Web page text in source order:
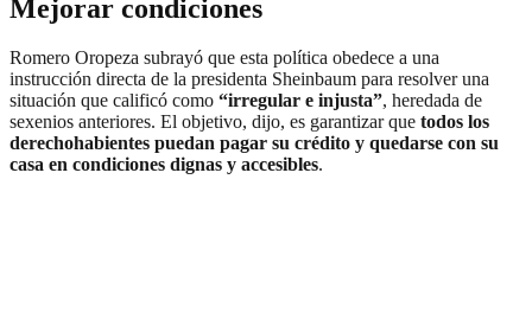
Mejorar condiciones
Romero Oropeza subrayó que esta política obedece a una
instrucción directa de la presidenta Sheinbaum para resolver una
situación que calificó como “irregular e injusta”, heredada de
sexenios anteriores. El objetivo, dijo, es garantizar que todos los
derechohabientes puedan pagar su crédito y quedarse con su
casa en condiciones dignas y accesibles.